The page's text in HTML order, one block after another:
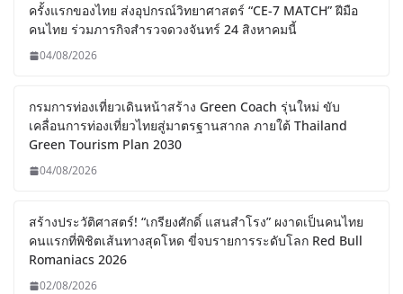
ครั้งแรกของไทย ส่งอุปกรณ์วิทยาศาสตร์ “CE-7 MATCH” ฝีมือ
คนไทย ร่วมภารกิจสำรวจดวงจันทร์ 24 สิงหาคมนี้
04/08/2026
กรมการท่องเที่ยวเดินหน้าสร้าง Green Coach รุ่นใหม่ ขับ
เคลื่อนการท่องเที่ยวไทยสู่มาตรฐานสากล ภายใต้ Thailand
Green Tourism Plan 2030
04/08/2026
สร้างประวัติศาสตร์! “เกรียงศักดิ์ แสนสำโรง” ผงาดเป็นคนไทย
คนแรกที่พิชิตเส้นทางสุดโหด ขี่จบรายการระดับโลก Red Bull
Romaniacs 2026
02/08/2026